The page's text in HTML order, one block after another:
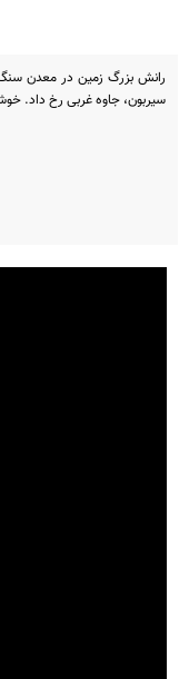
رانش بزرگ زمین در معدن سنگ
سیربون، جاوه غربی رخ داد.